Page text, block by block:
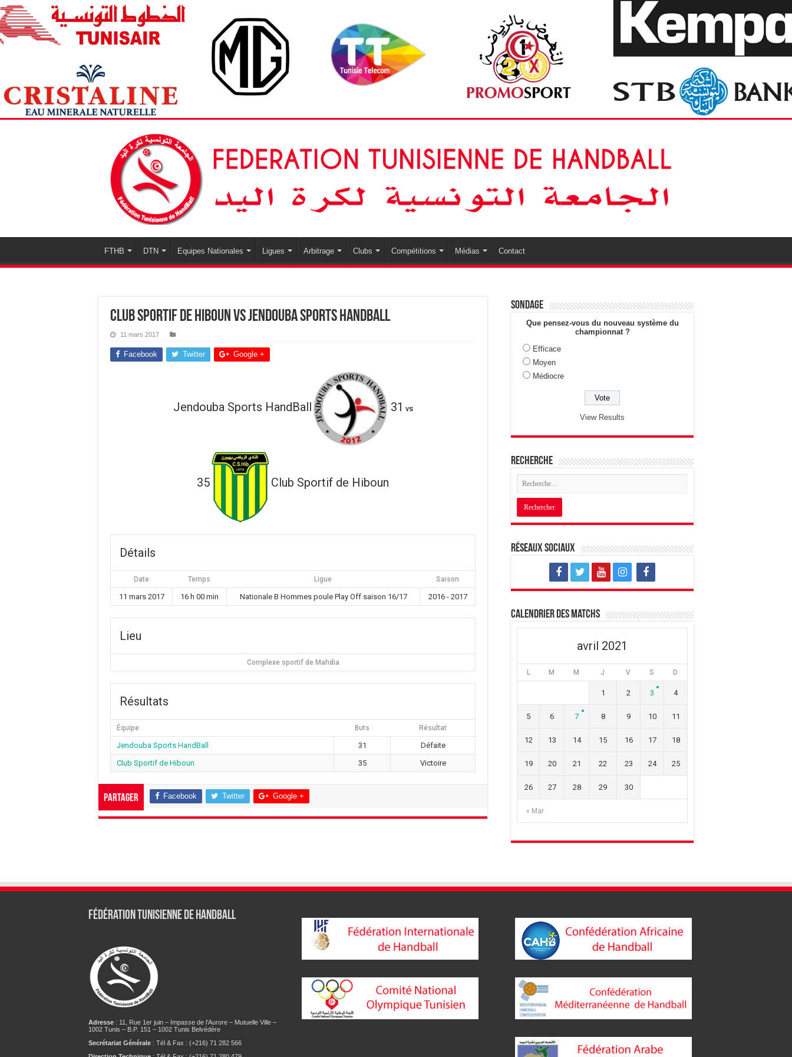
FTHB DTN Equipes Nationales Ligues Arbitrage Clubs Compétitions Médias Contact
Club Sportif de Hiboun vs Jendouba Sports HandBall
11 mars 2017
Facebook Twitter Google +
Jendouba Sports HandBall 31 vs
35 Club Sportif de Hiboun
Détails
Date Temps Ligue Saison
11 mars 2017 16 h 00 min Nationale B Hommes poule Play Off saison 16/17 2016 - 2017
Lieu
Complexe sportif de Mahdia
Résultats
Équipe Buts Résultat
Jendouba Sports HandBall 31
Défaite
Club Sportif de Hiboun
35 Victoire
Partager Facebook Twitter Google +
Sondage
Que pensez-vous du nouveau système du
championnat ?
Efficace
Moyen
Médiocre
View Results
Recherche
Réseaux sociaux
Calendrier des matchs
avril 2021
L M M J V S D
« Mar
1 2 3 4
5 6 7 8 9 10 11
12 13 14 15 16 17 18
19 20 21 22 23 24 25
26 27 28 29 30
Fédération tunisienne de Handball
Adresse: 11, Rue 1er juin – Impasse de l’Aurore – Mutuelle Ville –
1002 Tunis – B.P. 151 – 1002 Tunis Belvédère
Secrétariat Générale: Tél & Fax : (+216) 71 282 566